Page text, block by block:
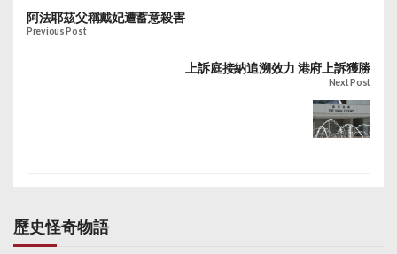
阿法耶茲父稱戴妃遭蓄意殺害
Previous Post
上訴庭接納追溯效力 港府上訴獲勝
Next Post
歷史怪奇物語